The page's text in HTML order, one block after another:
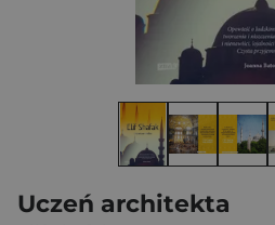
Uczeń architekta